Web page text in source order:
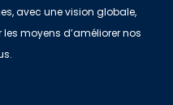
avec une vision globale,
les moyens d’améliorer nos